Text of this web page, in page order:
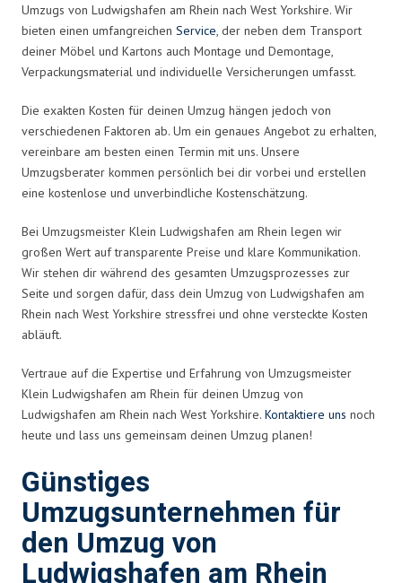
Umzugs von Ludwigshafen am Rhein nach West Yorkshire. Wir
bieten einen umfangreichen Service, der neben dem Transport
deiner Möbel und Kartons auch Montage und Demontage,
Verpackungsmaterial und individuelle Versicherungen umfasst.
Die exakten Kosten für deinen Umzug hängen jedoch von
verschiedenen Faktoren ab. Um ein genaues Angebot zu erhalten,
vereinbare am besten einen Termin mit uns. Unsere
Umzugsberater kommen persönlich bei dir vorbei und erstellen
eine kostenlose und unverbindliche Kostenschätzung.
Bei Umzugsmeister Klein Ludwigshafen am Rhein legen wir
großen Wert auf transparente Preise und klare Kommunikation.
Wir stehen dir während des gesamten Umzugsprozesses zur
Seite und sorgen dafür, dass dein Umzug von Ludwigshafen am
Rhein nach West Yorkshire stressfrei und ohne versteckte Kosten
abläuft.
Vertraue auf die Expertise und Erfahrung von Umzugsmeister
Klein Ludwigshafen am Rhein für deinen Umzug von
Ludwigshafen am Rhein nach West Yorkshire. Kontaktiere uns noch
heute und lass uns gemeinsam deinen Umzug planen!
Günstiges
Umzugsunternehmen für
den Umzug von
Ludwigshafen am Rhein